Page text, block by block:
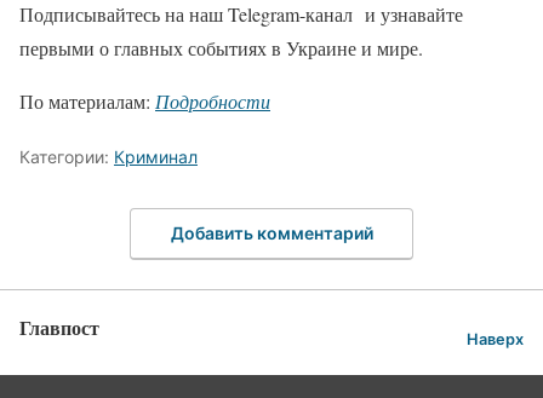
Подписывайтесь на наш Telegram-канал и узнавайте
первыми о главных событиях в Украине и мире.
По материалам: Подробности
Категории: Криминал
Добавить комментарий
Главпост Наверх